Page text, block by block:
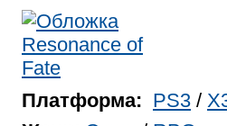
Платформа: PS3 /